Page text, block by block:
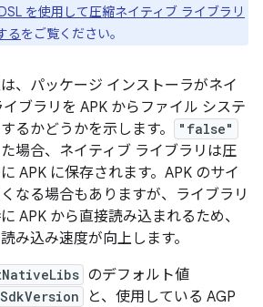
を使用して圧縮ネイティブ ライブラリ
るをご覧ください。
、パッケージ インストーラがネイ
イブラリを APK からファイル システ
るかどうかを示します。
"false"
場合、ネイティブ ライブラリは圧
APK に保存されます。APK のサイ
なる場合もありますが、ライブラリ
APK から直接読み込まれるため、
み込み速度が向上します。
のデフォルト値
と、使用している AGP